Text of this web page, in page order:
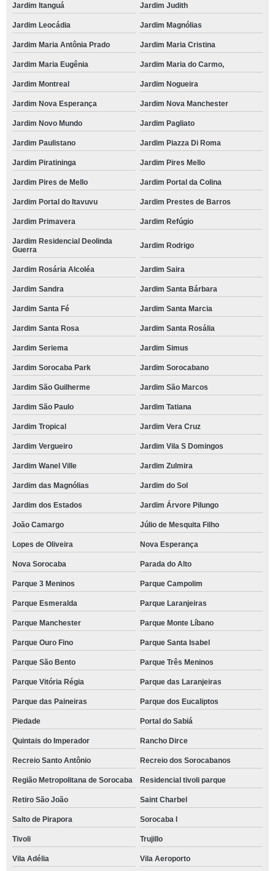
Jardim Itanguá Jardim Judith
Jardim Leocádia Jardim Magnólias
Jardim Maria Antônia Prado Jardim Maria Cristina
Jardim Maria Eugênia Jardim Maria do Carmo,
Jardim Montreal Jardim Nogueira
Jardim Nova Esperança Jardim Nova Manchester
Jardim Novo Mundo Jardim Pagliato
Jardim Paulistano Jardim Piazza Di Roma
Jardim Piratininga Jardim Pires Mello
Jardim Pires de Mello Jardim Portal da Colina
Jardim Portal do Itavuvu Jardim Prestes de Barros
Jardim Primavera Jardim Refúgio
Jardim Residencial Deolinda
Guerra
Jardim Rodrigo
Jardim Rosária Alcoléa Jardim Saira
Jardim Sandra Jardim Santa Bárbara
Jardim Santa Fé Jardim Santa Marcia
Jardim Santa Rosa Jardim Santa Rosália
Jardim Seriema Jardim Simus
Jardim Sorocaba Park Jardim Sorocabano
Jardim São Guilherme Jardim São Marcos
Jardim São Paulo Jardim Tatiana
Jardim Tropical Jardim Vera Cruz
Jardim Vergueiro Jardim Vila S Domingos
Jardim Wanel Ville Jardim Zulmira
Jardim das Magnólias Jardim do Sol
Jardim dos Estados Jardim Árvore Pilungo
João Camargo Júlio de Mesquita Filho
Lopes de Oliveira Nova Esperança
Nova Sorocaba Parada do Alto
Parque 3 Meninos Parque Campolim
Parque Esmeralda Parque Laranjeiras
Parque Manchester Parque Monte Líbano
Parque Ouro Fino Parque Santa Isabel
Parque São Bento Parque Três Meninos
Parque Vitória Régia Parque das Laranjeiras
Parque das Paineiras Parque dos Eucaliptos
Piedade Portal do Sabiá
Quintais do Imperador Rancho Dirce
Recreio Santo Antônio Recreio dos Sorocabanos
Região Metropolitana de Sorocaba Residencial tivoli parque
Retiro São João Saint Charbel
Salto de Pirapora Sorocaba I
Tivoli Trujillo
Vila Adélia Vila Aeroporto